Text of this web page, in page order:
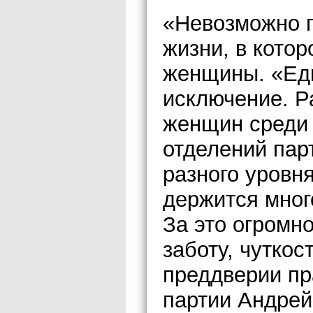
«Невозможно
жизни, в
женщины.
исключение.
женщин среди
отделений
разного
держится
За это
заботу,
преддверии
партии